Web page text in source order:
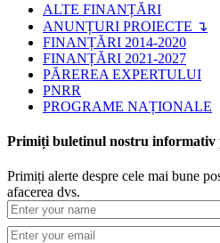
ALTE FINANȚĂRI
ANUNȚURI PROIECTE ↴
FINANȚĂRI 2014-2020
FINANȚĂRI 2021-2027
PĂREREA EXPERTULUI
PNRR
PROGRAME NAȚIONALE
Primiți buletinul nostru informativ
Primiți alerte despre cele mai bune
afacerea dvs.